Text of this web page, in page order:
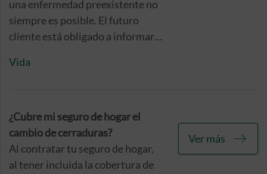
una enfermedad preexistente no
siempre es posible. El futuro
cliente está obligado a informar
la que tome la decisión sobre si es
Vida
¿Cubre mi seguro de hogar el
cambio de cerraduras?
Al contratar tu seguro de hogar,
al tener incluida la cobertura de
Ver más